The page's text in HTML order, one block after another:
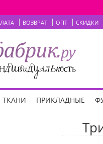
ВОЗВРАТ ОПТ СКИДКИ
ТКАНИ ПРИКЛАДНЫЕ